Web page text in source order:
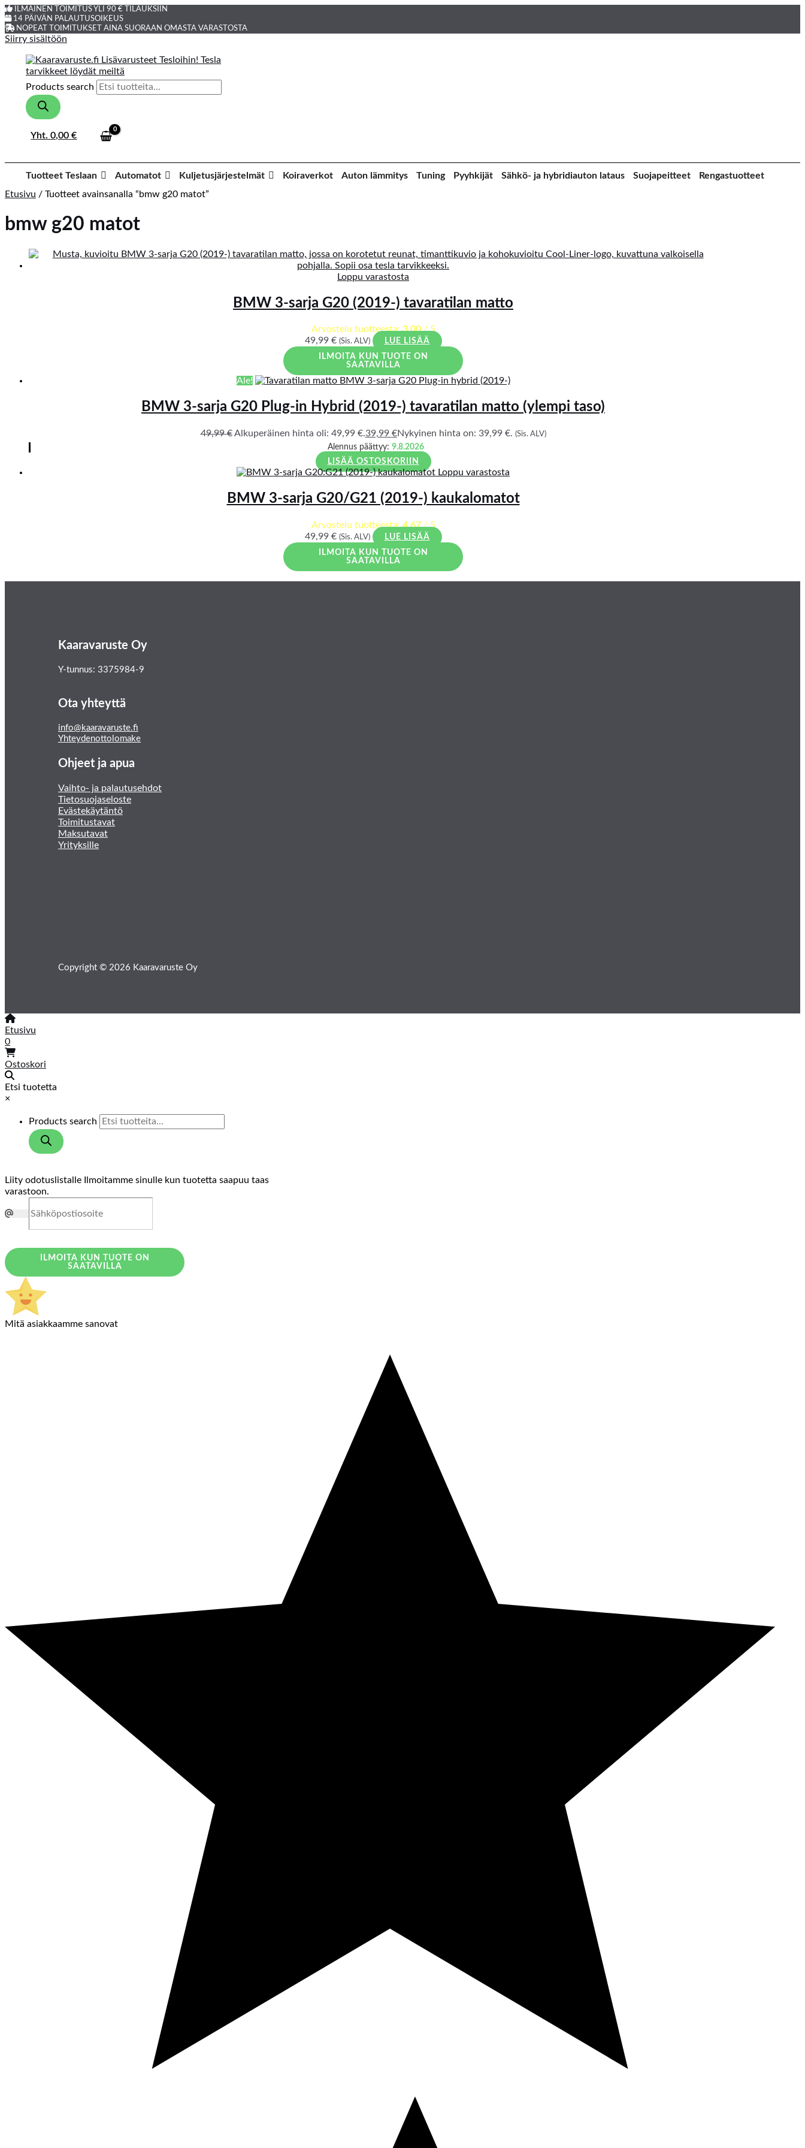
ILMAINEN TOIMITUS YLI 90 € TILAUKSIIN
14 PÄIVÄN PALAUTUSOIKEUS
NOPEAT TOIMITUKSET AINA SUORAAN OMASTA VARASTOSTA
Siirry sisältöön
Products search
Yht.0,00€
Tuotteet Teslaan Automatot Kuljetusjärjestelmät Koiraverkot Auton lämmitys Tuning Pyyhkijät Sähkö- ja hybridiauton lataus Suojapeitteet
Rengastuotteet
Etusivu / Tuotteet avainsanalla “bmw g20 matot”
bmw g20 matot
Loppu varastosta
BMW 3-sarja G20 (2019-) tavaratilan matto
Arvostelu tuotteesta:3.00/ 5
49,99 € (Sis. ALV)
LUE LISÄÄ
ILMOITA KUN TUOTE ON
SAATAVILLA
Ale!
BMW 3-sarja G20 Plug-in Hybrid (2019-) tavaratilan matto (ylempi taso)
49,99€ Alkuperäinen hinta oli: 49,99 €.39,99 €Nykyinen hinta on: 39,99 €. (Sis. ALV)
Alennus päättyy: 9.8.2026
LISÄÄ OSTOSKORIIN
Loppu varastosta
BMW 3-sarja G20/G21 (2019-) kaukalomatot
Arvostelu tuotteesta:4.67/ 5
49,99 € (Sis. ALV)
LUE LISÄÄ
ILMOITA KUN TUOTE ON
SAATAVILLA
Kaaravaruste Oy
Y-tunnus: 3375984-9
Ota yhteyttä
info@kaaravaruste.fi
Yhteydenottolomake
Ohjeet ja apua
Vaihto- ja palautusehdot
Tietosuojaseloste
Evästekäytäntö
Toimitustavat
Maksutavat
Yrityksille
Copyright © 2026 Kaaravaruste Oy
Etusivu
0
Ostoskori
Etsi tuotetta
×
Products search
Liity odotuslistalle
Ilmoitamme sinulle kun tuotetta saapuu taas
varastoon.
ILMOITA KUN TUOTE ON
SAATAVILLA
Mitä asiakkaamme sanovat